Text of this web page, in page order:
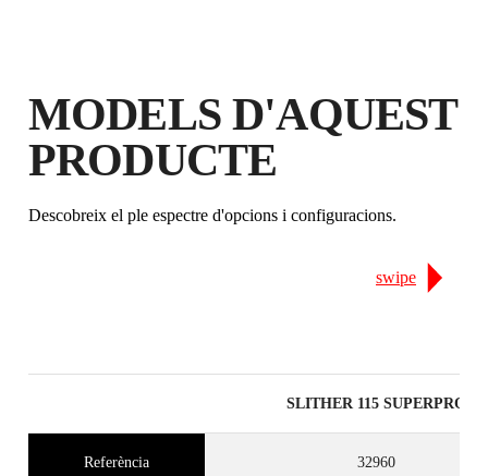
MODELS D'AQUEST
PRODUCTE
Descobreix el ple espectre d'opcions i configuracions.
swipe
SLITHER 115 SUPERPRO
Referència 32960